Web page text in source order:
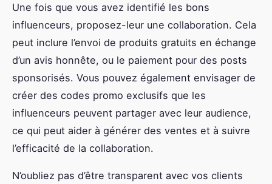
Une fois que vous avez identifié les bons
influenceurs, proposez-leur une collaboration. Cela
peut inclure l’envoi de produits gratuits en échange
d’un avis honnête, ou le paiement pour des posts
sponsorisés. Vous pouvez également envisager de
créer des codes promo exclusifs que les
influenceurs peuvent partager avec leur audience,
ce qui peut aider à générer des ventes et à suivre
l’efficacité de la collaboration.
N’oubliez pas d’être transparent avec vos clients